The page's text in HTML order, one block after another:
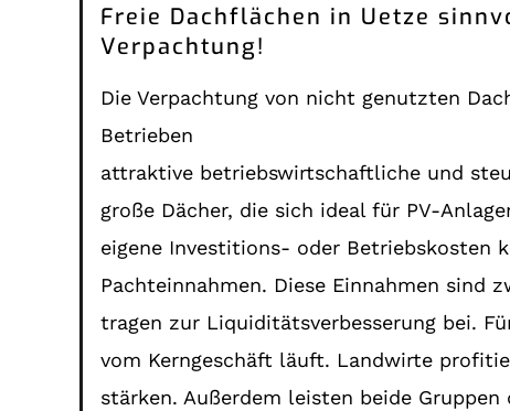
Freie Dachflächen in Uetze
Verpachtung!
Die Verpachtung von nicht genutzten
Betrieben
attraktive betriebswirtschaftliche und
große Dächer, die sich ideal für PV-
eigene Investitions- oder Betriebskosten
Pachteinnahmen. Diese Einnahmen sind
tragen zur Liquiditätsverbesserung bei.
vom Kerngeschäft läuft. Landwirte
stärken. Außerdem leisten beide